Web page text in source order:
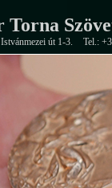
Torna
út 1-3. Tel.: